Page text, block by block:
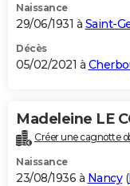
Naissance
29/06/1931 à Saint-
Décès
05/02/2021 à
Madeleine LE
Créer une cagnotte
Naissance
23/08/1936 à Nancy(